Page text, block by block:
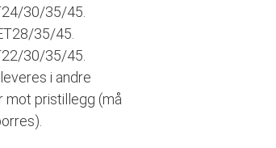
30/35/45.
35/45.
30/35/45.
i andre
mot pristillegg (må